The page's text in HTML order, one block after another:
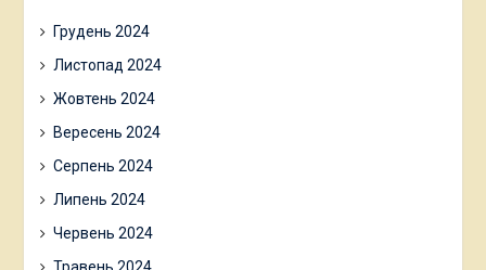
Грудень 2024
Листопад 2024
Жовтень 2024
Вересень 2024
Серпень 2024
Липень 2024
Червень 2024